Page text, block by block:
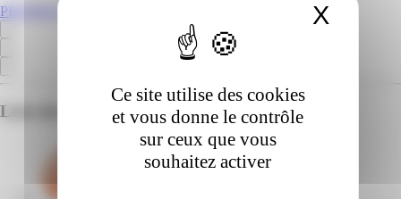
Ce site utilise des cookies
et vous donne le contrôle
sur ceux que vous
souhaitez activer
X
PROMOS.MQ
Liste des emplacements pour ce prospectus